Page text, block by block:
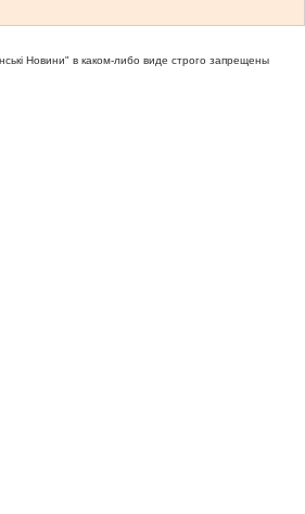
Новини" в каком-либо виде строго запрещены